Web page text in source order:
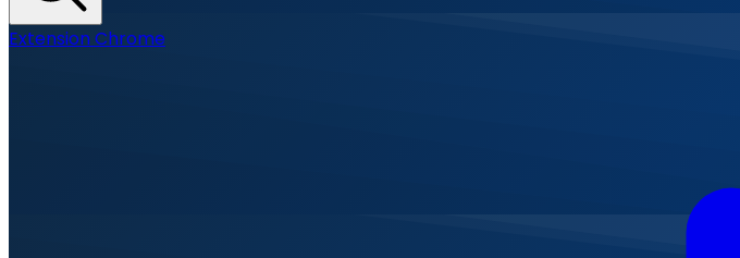
Extension Chrome